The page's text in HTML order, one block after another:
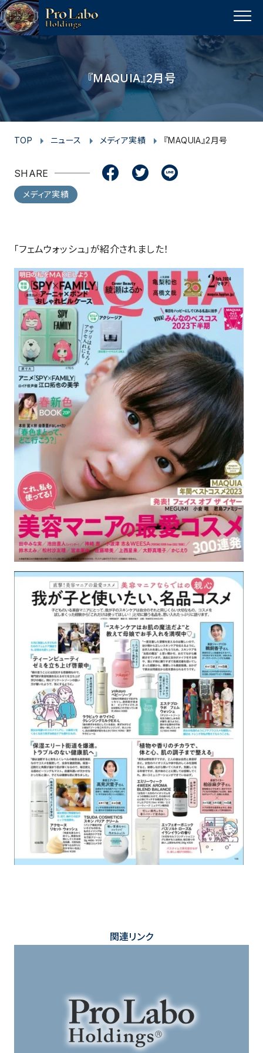
MENU
『MAQUIA』2月号
TOP ニュース メディア実績 『MAQUIA』2月号
SHARE
c
e
b
o
o
k
i
t
t
e
n
e
メディア実績
「フェムウォッシュ」が紹介されました！
関連リンク
p
a
g
e
t
o
p
s
t
a
g
r
a
m
c
e
b
o
k
i
t
t
e
r
u
t
u
e